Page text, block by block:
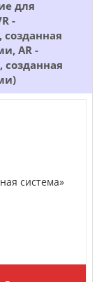
для
-
созданная
AR -
созданная
система»